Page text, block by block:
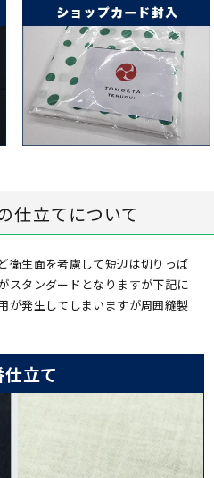
仕立てについて
衛生面を考慮して短辺は切りっぱ
スタンダードとなりますが下記に
が発生してしまいますが周囲縫製
仕立て